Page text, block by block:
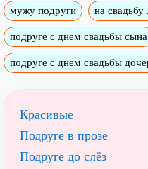
мужу подруги на свадьбу
подруге с днем свадьбы сына
подруге с днем свадьбы
Красивые
Подруге в прозе
Подруге до слёз